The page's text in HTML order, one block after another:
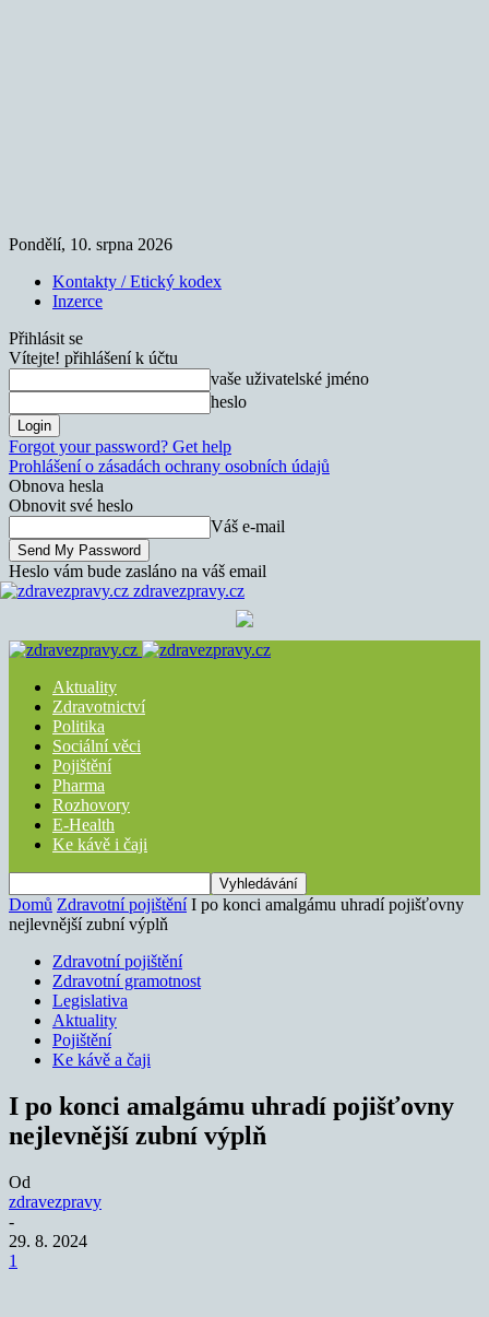
Pondělí, 10. srpna 2026
Kontakty / Etický kodex
Inzerce
Přihlásit se
Vítejte! přihlášení k účtu
vaše uživatelské jméno
heslo
Forgot your password? Get help
Prohlášení o zásadách ochrany osobních údajů
Obnova hesla
Obnovit své heslo
Váš e-mail
Heslo vám bude zasláno na váš email
zdravezpravy.cz
Aktuality
Zdravotnictví
Politika
Sociální věci
Pojištění
Pharma
Rozhovory
E-Health
Ke kávě i čaji
Domů Zdravotní pojištění I po konci amalgámu uhradí pojišťovny
nejlevnější zubní výplň
Zdravotní pojištění
Zdravotní gramotnost
Legislativa
Aktuality
Pojištění
Ke kávě a čaji
I po konci amalgámu uhradí pojišťovny
nejlevnější zubní výplň
Od
zdravezpravy
-
29. 8. 2024
1